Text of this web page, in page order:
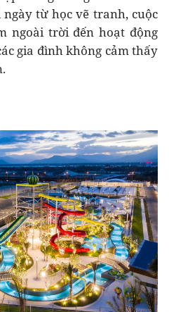
từ học vẽ tranh, cuộc
ngoài trời đến hoạt động
gia đình không cảm thấy